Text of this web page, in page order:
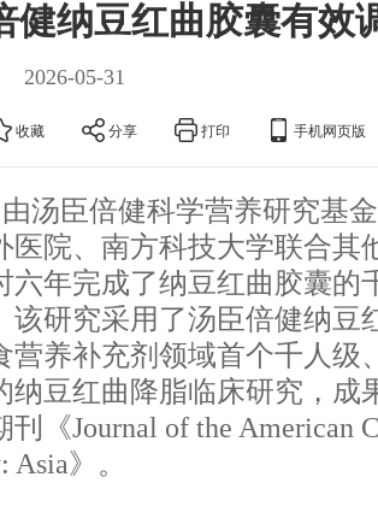
健纳豆红曲胶囊有效
2026-05-31
收藏 分享 打印 手机网页版
汤臣倍健科学营养研究基
医院、南方科技大学联合其
六年完成了纳豆红曲胶囊的
该研究采用了汤臣倍健纳豆
营养补充剂领域首个千人级
纳豆红曲降脂临床研究，成
刊《Journal of the American
Asia》。